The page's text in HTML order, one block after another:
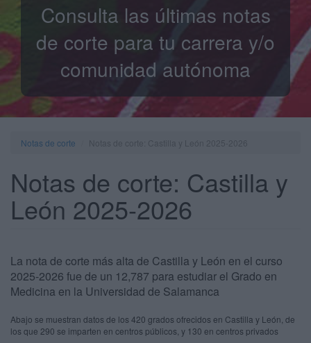
Consulta las últimas notas
de corte para tu carrera y/o
comunidad autónoma
Notas de corte
Notas de corte: Castilla y
León 2025-2026
La nota de corte más alta de Castilla y León en el curso
2025-2026 fue de un 12,787 para estudiar el Grado en
Medicina en la Universidad de Salamanca
Abajo se muestran datos de los 420 grados ofrecidos en Castilla y León, de
los que 290 se imparten en centros públicos, y 130 en centros privados